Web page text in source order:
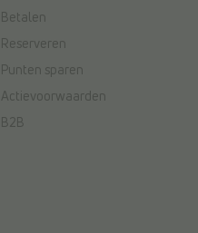
Betalen
Reserveren
Punten sparen
Actievoorwaarden
B2B